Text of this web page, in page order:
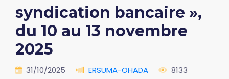
syndication bancaire »,
du 10 au 13 novembre
2025
31/10/2025 ERSUMA-OHADA 8133